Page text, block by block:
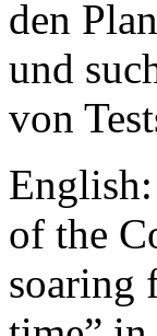
den
und
von
of the
soaring